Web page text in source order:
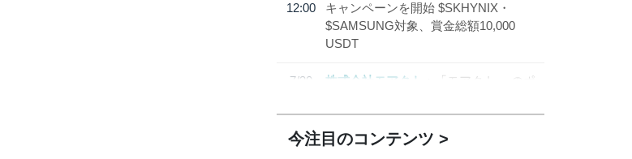
12:00
キャンペーンを開始 $SKHYNIX・
$SAMSUNG対象、賞金総額10,000
USDT
7/30
株式会社モアクト
「モアクト」 のポ
「 JPYC」を追加
今注目のコンテンツ